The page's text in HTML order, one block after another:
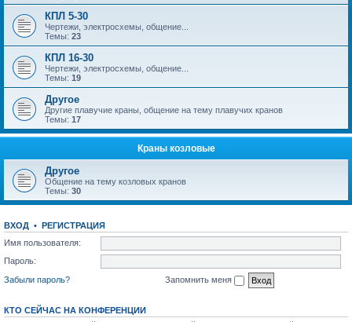
КПЛ 5-30
Чертежи, электросхемы, общение...
Темы: 23
КПЛ 16-30
Чертежи, электросхемы, общение...
Темы: 19
Другое
Другие плавучие краны, общение на тему плавучих кранов
Темы: 17
Краны козловые
Другое
Общение на тему козловых кранов
Темы: 30
ВХОД • РЕГИСТРАЦИЯ
Имя пользователя:
Пароль:
Забыли пароль?
Запомнить меня
КТО СЕЙЧАС НА КОНФЕРЕНЦИИ